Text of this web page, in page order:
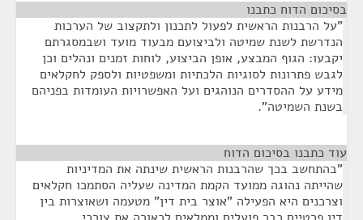
בסיכום הדוח כתבנו
"על הרבנות הראשית לפעול לתכנון ולתקצוב של הערכות
הנדרשת לשנת שמיטה ולביצועם מבעוד מועד ושבמסגרתם
יקבעו: הגוף המבצע, אופן הביצוע, לוחות זמנים ונהלים וכן
לגבש פתרונות לסוגיות הלכתיות ומשפטיות ולספק לחקלאים
מידע על ההסדרים הנוהגים ועל האפשרויות העומדות בפניהם
בשנת השמיטה".
עוד כתבנו בסיכום הדוח
"בהתחשב בכך שהרבנות הראשית שינתה את המדיניות
שהייתה נהוגה ממועד הקמת המדינה שעליה הסתמכו חקלאים
וצרכנים היא הפעילה "אוצר בית דין" מטעמה ושאוצרות בין